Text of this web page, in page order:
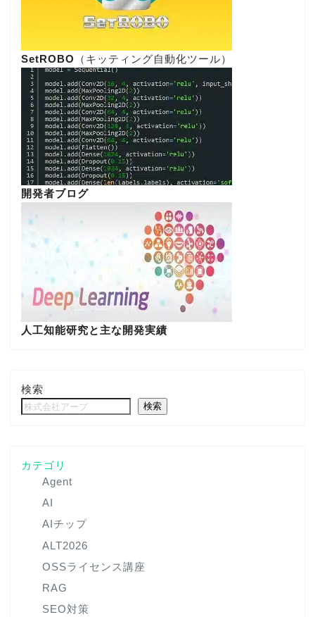
SetROBO （キッティング自動化ツール）
開発者ブログ
人工知能研究と主な開発実績
検索
検索
カテゴリ
Agent
AI
AIチップ
ALT2026
OSSライセンス講座
RAG
SEO対策